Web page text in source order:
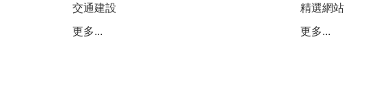
交通建設
更多...
精選網站
更多...